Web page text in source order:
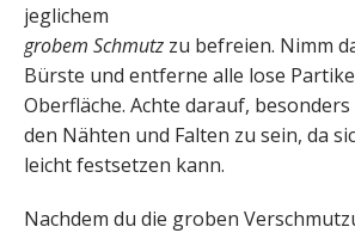
jeglichem
grobem Schmutz zu befreien. Nimm
Bürste und entferne alle lose
Oberfläche. Achte darauf,
den Nähten und Falten zu sein, da
leicht festsetzen kann.
Nachdem du die groben